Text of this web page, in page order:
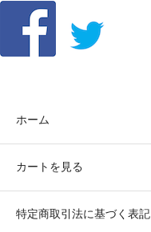
ホーム
カートを見る
特定商取引法に基づく表記